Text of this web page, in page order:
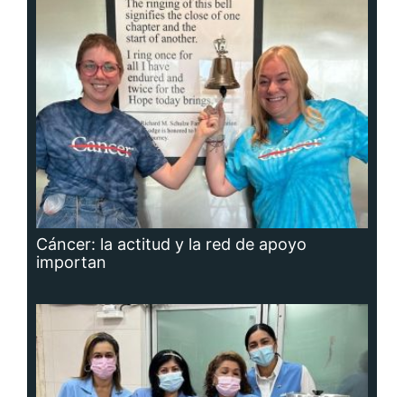
Cáncer: la actitud y la red de apoyo
importan